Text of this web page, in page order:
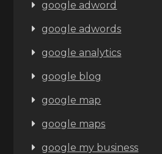
google adword
google adwords
google analytics
google blog
google map
google maps
google my business